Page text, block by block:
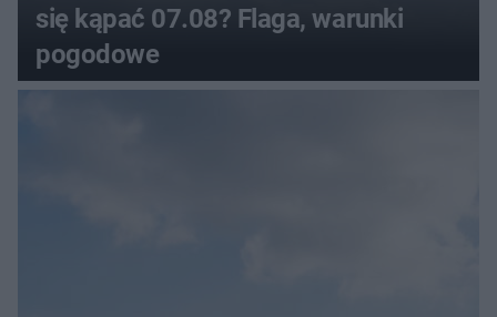
się kąpać 07.08? Flaga, warunki
pogodowe